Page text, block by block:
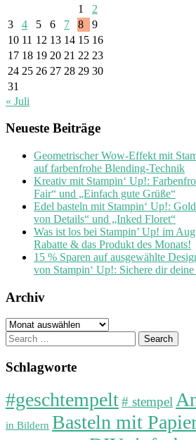
1
2
3
4 5 6 7 8
9
10 11 12 13 14 15 16
17 18 19 20 21 22 23
24 25 26 27 28 29 30
31
« Juli
Neueste Beiträge
Geometrischer Wow-Effekt mit
auf farbenfrohe Blending-Technik
Kreativ mit Stampin‘ Up!:
Fair“ und „Einfach gute Grüße“
Edel basteln mit Stampin‘ Up!:
von Details“ und „Inked Floret“
Was ist los bei Stampin’ Up! im
Rabatte & das Produkt des Monats!
15 % Sparen auf ausgewählte
von Stampin‘ Up!: Sichere dir
Archiv
Archiv
Search
for:
Schlagworte
#geschtempelt# stempel
in Bildern Basteln mit